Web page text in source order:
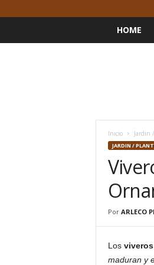
HOME
Inicio Jardin
JARDIN /
Por ARLECO
Los viveros
maduran y